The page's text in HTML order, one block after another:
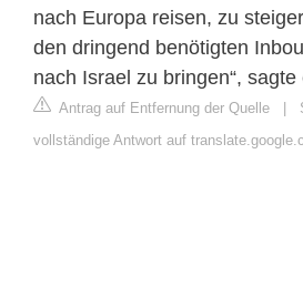
nach Europa reisen, zu
den dringend benötigten
nach Israel zu bringen“, sagte
Antrag auf Entfernung der Quelle |
vollständige Antwort auf